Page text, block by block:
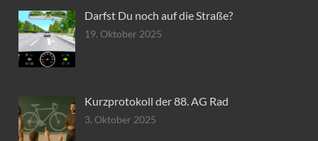
Darfst Du noch auf die Straße?
19. Oktober 2025
Kurzprotokoll der 88. AG Rad
3. Oktober 2025